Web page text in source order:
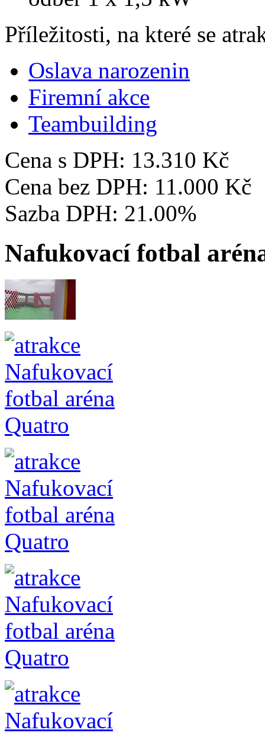
Příležitosti, na které se
Oslava narozenin
Firemní akce
Teambuilding
Cena s DPH: 13.310 Kč
Cena bez DPH: 11.000 Kč
Sazba DPH: 21.00%
Nafukovací fotbal